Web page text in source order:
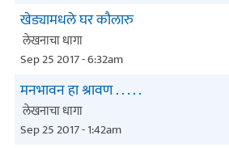
खेड्यामधले घर कौलारु
लेखनाचा धागा
Sep 25 2017 - 6:32am
मनभावन हा श्रावण . . . . .
लेखनाचा धागा
Sep 25 2017 - 1:42am